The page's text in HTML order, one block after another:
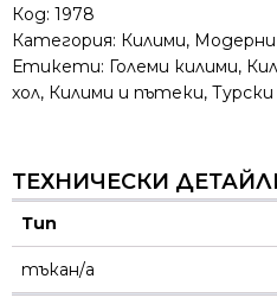
Код: 1978
Категория: Килими, Модерни
Етикети: Големи килими,
хол, Килими и пътеки,
ТЕХНИЧЕСКИ
Тип
тъкан/а